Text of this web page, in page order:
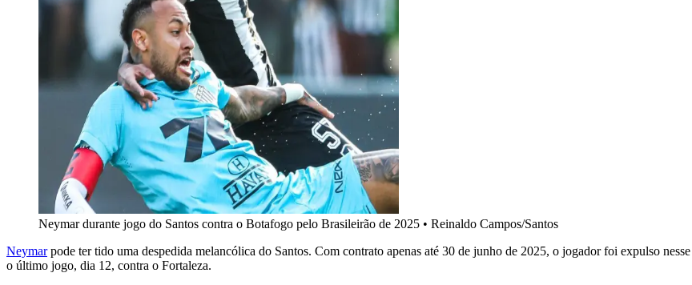
Neymar durante jogo do Santos contra o Botafogo pelo Brasileirão de 2025 • Reinaldo Campos/Santos
Neymarpode ter tido uma despedida melancólica do Santos. Com contrato apenas até 30 de junho de 2025, o jogador foi expulso
o último jogo, dia 12, contra o Fortaleza.